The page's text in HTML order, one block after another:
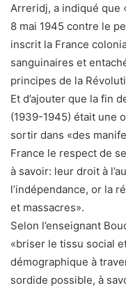
Arreridj, a indiqué que
8 mai 1945 contre le
inscrit la France
sanguinaires et
principes de la
Et d’ajouter que la fin
(1939-1945) était une
sortir dans «des
France le respect de
à savoir: leur droit à
l’indépendance, or la
et massacres».
Selon l’enseignant
«briser le tissu social
démographique à
sordide possible, à